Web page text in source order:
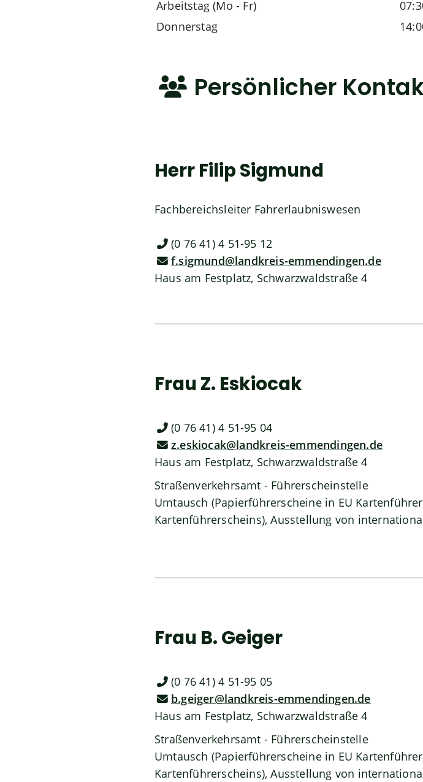
Arbeitstag (Mo - Fr)
Donnerstag
Persönlicher
HerrFilipSigmund
Fachbereichsleiter Fahrerlaubniswesen
(0 76 41) 4 51-95 12
f.sigmund@landkreis-emmendingen.de
Haus am Festplatz, Schwarzwaldstraße 4
FrauZ. Eskiocak
(0 76 41) 4 51-95 04
z.eskiocak@landkreis-emmendingen.de
Haus am Festplatz, Schwarzwaldstraße 4
Straßenverkehrsamt - Führerscheinstelle
Umtausch (Papierführerscheine in EU
Kartenführerscheins), Ausstellung von
Frau B.Geiger
(0 76 41) 4 51-95 05
b.geiger@landkreis-emmendingen.de
Haus am Festplatz, Schwarzwaldstraße 4
Straßenverkehrsamt - Führerscheinstelle
Umtausch (Papierführerscheine in EU
Kartenführerscheins), Ausstellung von